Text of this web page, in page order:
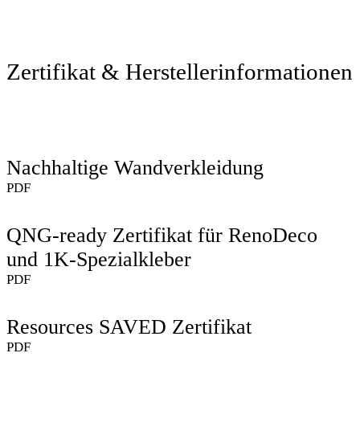
Zertifikat & Herstellerinformationen
Nachhaltige Wandverkleidung
PDF
QNG-ready Zertifikat für RenoDeco
und 1K-Spezialkleber
PDF
Resources SAVED Zertifikat
PDF